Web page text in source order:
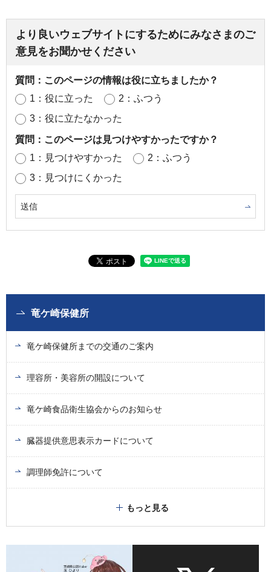
より良いウェブサイトにするためにみなさまのご
意見をお聞かせください
質問：このページの情報は役に立ちましたか？
1：役に立った
2：ふつう
3：役に立たなかった
質問：このページは見つけやすかったですか？
1：見つけやすかった
2：ふつう
3：見つけにくかった
竜ケ崎保健所
竜ケ崎保健所までの交通のご案内
理容所・美容所の開設について
竜ケ崎食品衛生協会からのお知らせ
臓器提供意思表示カードについて
調理師免許について
もっと見る